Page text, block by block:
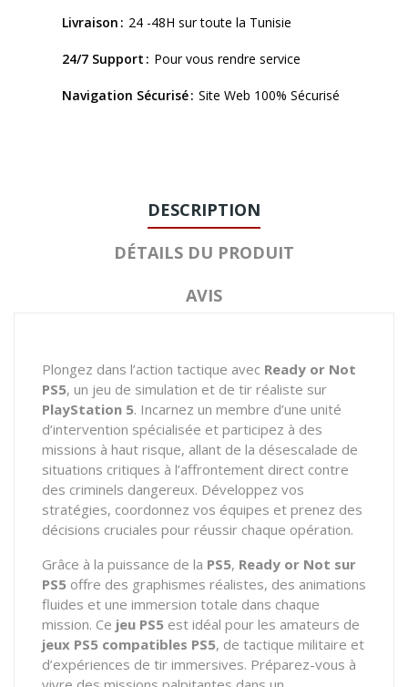
Livraison 24 -48H sur toute la Tunisie
24/7 Support Pour vous rendre service
Navigation Sécurisé Site Web 100% Sécurisé
DESCRIPTION
DÉTAILS DU PRODUIT
AVIS
Plongez dans l’action tactique avec Ready or Not
PS5, un jeu de simulation et de tir réaliste sur
PlayStation 5. Incarnez un membre d’une unité
d’intervention spécialisée et participez à des
missions à haut risque, allant de la désescalade de
situations critiques à l’affrontement direct contre
des criminels dangereux. Développez vos
stratégies, coordonnez vos équipes et prenez des
décisions cruciales pour réussir chaque opération.
Grâce à la puissance de la PS5, Ready or Not sur
PS5 offre des graphismes réalistes, des animations
fluides et une immersion totale dans chaque
mission. Ce jeu PS5 est idéal pour les amateurs de
jeux PS5 compatibles PS5, de tactique militaire et
d’expériences de tir immersives. Préparez-vous à